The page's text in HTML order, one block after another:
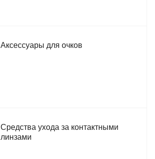
Аксессуары для очков
Средства ухода за контактными
линзами